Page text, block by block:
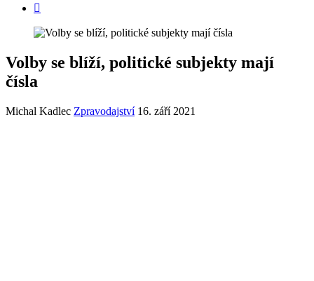
Volby se blíží, politické subjekty mají
čísla
Michal Kadlec Zpravodajství 16. září 2021